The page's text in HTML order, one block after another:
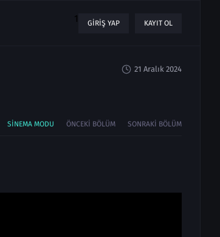
1 GIRIŞ YAP KAYIT OL
21 Aralık 2024
SINEMA MODU ÖNCEKI BÖLÜM SONRAKI BÖLÜM